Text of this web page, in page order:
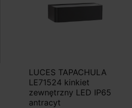
LUCES TAPACHULA
LE71524 kinkiet
zewnętrzny LED IP65
antracyt